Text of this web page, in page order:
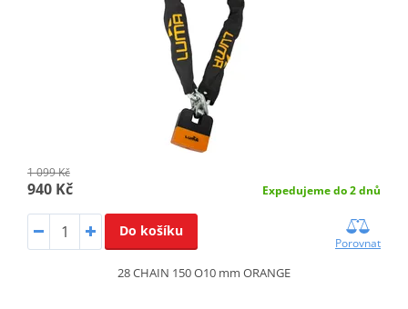
1 099 Kč
940 Kč Expedujeme do 2 dnů
Do košíku
Porovnat
28 CHAIN 150 O10 mm ORANGE